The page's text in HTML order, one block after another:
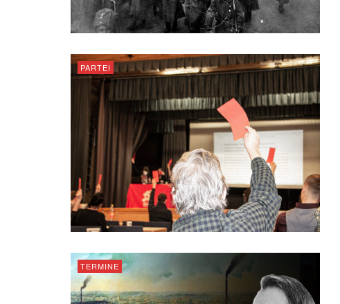
PARTEI
TERMINE